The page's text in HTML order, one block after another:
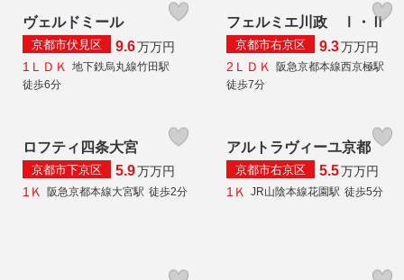
ヴェルドミール
京都市伏見区 9.6万万円
1ＬＤＫ
地下鉄烏丸線竹田駅
徒歩6分
フェルミエ川政 Ⅰ・Ⅱ
京都市右京区 9.3万万円
2ＬＤＫ
阪急京都本線西京極駅
徒歩7分
ロフティ四条大宮
京都市下京区 5.9万万円
1Ｋ
阪急京都本線大宮駅 徒歩2分
アルトラヴィーユ京都
京都市右京区 5.5万万円
1Ｋ
JR山陰本線花園駅 徒歩5分